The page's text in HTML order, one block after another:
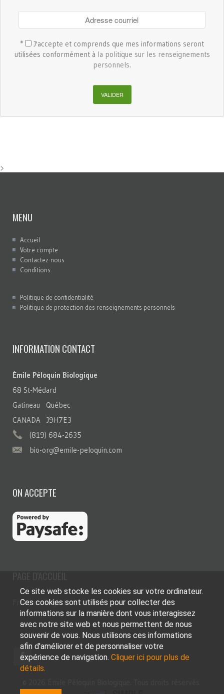
*
J'accepte et comprends que mes informations seront
utilisées conformément à la politique sur les renseignements
personnels.
VALIDER
>
MENU
Accueil
Votre compte
Contactez-nous
Conditions
Politique de confidentialité
Politique de protection des renseignements personnels
INFORMATION CONTACT
Émile Péloquin Biologique
68 St-Médard
Gatineau Québec
CANADA J9H7E3
(819) 684-2635
bio-org@emile-peloquin.com
ON ACCEPTE
Français English
Ce site web stocke les cookies sur votre ordinateur.
Ces cookies sont utilisés pour collecter des
informations sur la manière dont vous interagissez
avec notre site web et nous permettent de nous
souvenir de vous. Nous utilisons ces informations
afin d'améliorer et de personnaliser votre
expérience de navigation. Cliquer ici pour plus de
détails.